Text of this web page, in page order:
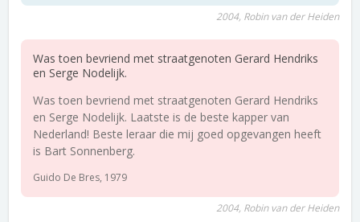
2004, Robin van der Heiden
Was toen bevriend met straatgenoten Gerard Hendriks
en Serge Nodelijk.
Was toen bevriend met straatgenoten Gerard Hendriks
en Serge Nodelijk. Laatste is de beste kapper van
Nederland! Beste leraar die mij goed opgevangen heeft
is Bart Sonnenberg.
Guido De Bres, 1979
2004, Robin van der Heiden